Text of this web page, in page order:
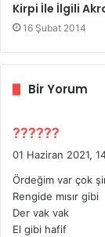
Kirpi İle İlgili
16 Şubat 2014
Bir Yorum
??????
i
k
i
01 Haziran 2021,
Ördeğim var çok
Rengide mısır gibi
Der vak vak
El gibi hafif